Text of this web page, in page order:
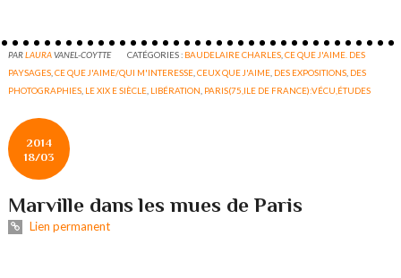
PARLAURAVANEL-COYTTE CATÉGORIES : BAUDELAIRE CHARLES ,CE QUE J'AIME. DES
PAYSAGES ,CE QUE J'AIME/QUI M'INTERESSE ,CEUX QUE J'AIME DES EXPOSITIONS DES
PHOTOGRAPHIES LE XIX E SIÈCLE LIBÉRATION PARIS(75,ILE DE FRANCE):VÉCU,ÉTUDES
2014
18/03
Marville dans les mues de Paris
Lien permanent